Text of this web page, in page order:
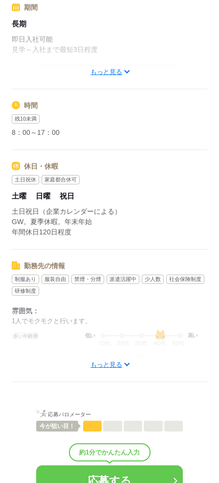
期間
長期
即日入社可能
見学～入社まで最短3日程度
もっと見る
時間
残10未満
8：00～17：00
休日・休暇
土日祝休 家庭都合休可
土曜 日曜 祝日
土日祝日（企業カレンダーによる）
GW。夏季休暇。年末年始
年間休日120日程度
勤務先の情報
制服あり 服装自由 禁煙・分煙 派遣活躍中 少人数
社会保険制度
研修制度
雰囲気：
1人でモクモクと行います。
多い年齢層 低い 高い
職場の様子
配属先部署：
機械補助業務になります。
（男5：女5）
もっと見る
応募バロメーター
今が狙い目！
約1分でかんたん入力